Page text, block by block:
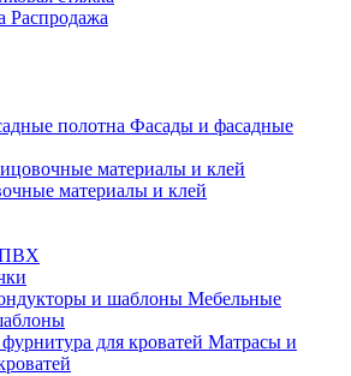
Распродажа
Фасады и фасадные
материалы и клей
ПВХ
Мебельные
Матрасы и